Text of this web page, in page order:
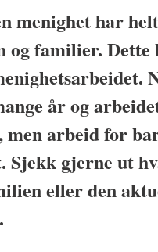
menighet har
og familier. Dette
år og
arbeid for
gjerne ut
eller den